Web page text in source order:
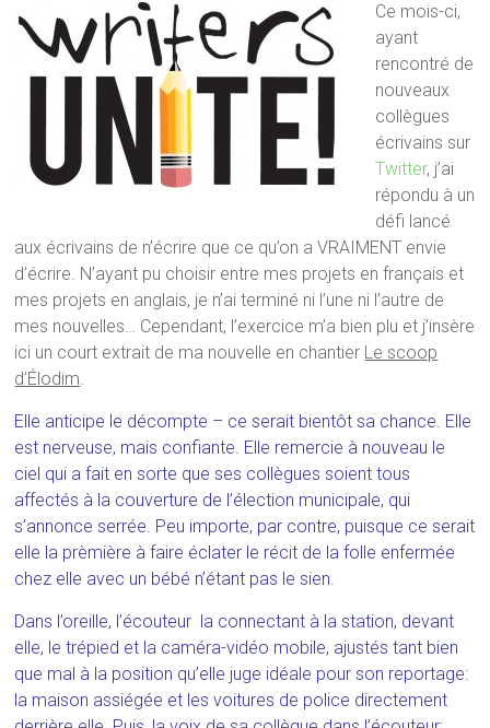
Ce mois-ci,
ayant
rencontré de
nouveaux
collègues
écrivains sur
Twitter, j’ai
répondu à un
défi lancé
aux écrivains de n’écrire que ce qu’on a VRAIMENT envie
d’écrire. N’ayant pu choisir entre mes projets en français et
mes projets en anglais, je n’ai terminé ni l’une ni l’autre de
mes nouvelles… Cependant, l’exercice m’a bien plu et j’insère
ici un court extrait de ma nouvelle en chantier Le scoop
d’Élodim.
Elle anticipe le décompte – ce serait bientôt sa chance. Elle
est nerveuse, mais confiante. Elle remercie à nouveau le
ciel qui a fait en sorte que ses collègues soient tous
affectés à la couverture de l’élection municipale, qui
s’annonce serrée. Peu importe, par contre, puisque ce serait
elle la prèmière à faire éclater le récit de la folle enfermée
chez elle avec un bébé n’étant pas le sien.
Dans l’oreille, l’écouteur la connectant à la station, devant
elle, le trépied et la caméra-vidéo mobile, ajustés tant bien
que mal à la position qu’elle juge idéale pour son reportage:
la maison assiégée et les voitures de police directement